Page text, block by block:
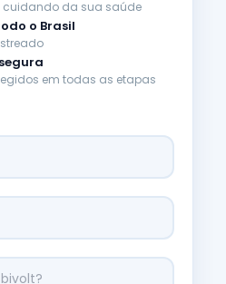
cuidando da sua saúde
o Brasil
em todas as etapas